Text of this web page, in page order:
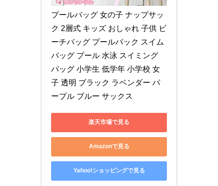
プールバッグ 女の子 ナップサッ
ク 2層式 キッズ おしゃれ 子供 ビ
ーチバッグ プールバック スイム
バッグ プール 水泳 スイミング
バッグ 小学生 低学年 小学校 女
子 透明 ブラック ラベンダー パ
ープル ブルー サックス
楽天市場で見る
Amazonで見る
Yahoo!ショッピングで見る